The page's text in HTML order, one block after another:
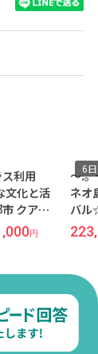
利用
化と活
クアラ
級ブラ
ーヒル
ルンプー
前発/マレ
泊6日間/朝
円
～.
ネオ
バル
醐味
型
泊 ≪
利用
6